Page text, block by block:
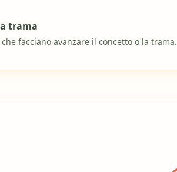
trama
facciano avanzare il concetto o la trama.